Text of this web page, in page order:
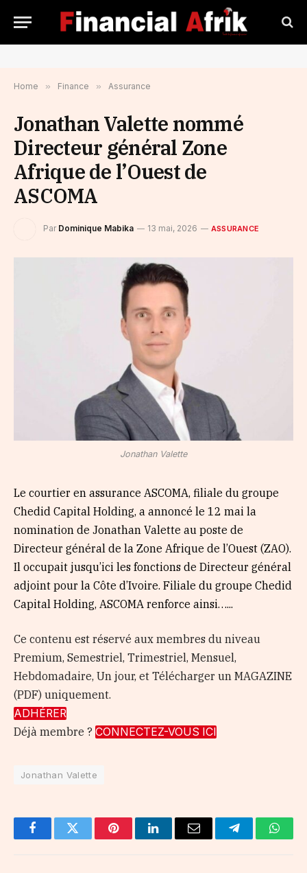
Home » Finance » Assurance
Jonathan Valette nommé
Directeur général Zone
Afrique de l’Ouest de
ASCOMA
Par Dominique Mabika 13 mai, 2026 ASSURANCE
Jonathan Valette
Le courtier en assurance ASCOMA, filiale du groupe
Chedid Capital Holding, a annoncé le 12 mai la
nomination de Jonathan Valette au poste de
Directeur général de la Zone Afrique de l’Ouest (ZAO).
Il occupait jusqu’ici les fonctions de Directeur général
adjoint pour la Côte d’Ivoire. Filiale du groupe Chedid
Capital Holding, ASCOMA renforce ainsi…...
Ce contenu est réservé aux membres du niveau
Premium, Semestriel, Trimestriel, Mensuel,
Hebdomadaire, Un jour, et Télécharger un MAGAZINE
(PDF) uniquement.
ADHÉRER
Déjà membre ? CONNECTEZ-VOUS ICI
Jonathan Valette
FacebookTwitter PinterestLinkedInEmail Telegram